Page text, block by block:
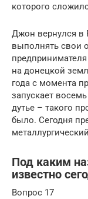
которого
Джон вернулся в
выполнять свои
на донецкой
года с момента
запускает
дутье – такого
было. Сегодня
Под каким
известно
Вопрос 17